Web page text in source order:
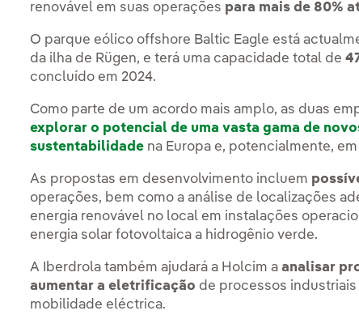
renovável em suas operações para mais de 80%
O parque eólico offshore Baltic Eagle está
da ilha de Rügen, e terá uma capacidade total de
concluído em 2024.
Como parte de um acordo mais amplo, as duas
explorar o potencial de uma vasta gama de
sustentabilidade na Europa e, potencialmente,
As propostas em desenvolvimento incluem
operações, bem como a análise de localizações
energia renovável no local em instalações
energia solar fotovoltaica a hidrogênio verde.
A Iberdrola também ajudará a Holcim aanalisar
aumentar a eletrificação de processos
mobilidade eléctrica.